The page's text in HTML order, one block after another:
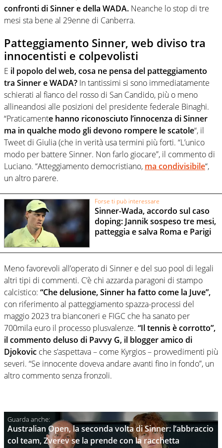
confronti di Sinner e della WADA. Neanche lo stop di tre
mesi sta bene al 29enne di Canberra.
Patteggiamento Sinner, web diviso tra
innocentisti e colpevolisti
E il popolo del web, cosa ne pensa del patteggiamento
tra Sinner e WADA? In tantissimi si sono immediatamente
schierati al fianco del rosso di San Candido, più o meno
allineandosi alle posizioni del presidente federale Binaghi.
“Praticamente hanno riconosciuto l’innocenza di Sinner
ma in qualche modo gli devono rompere le scatole“, il
Tweet di Giulia (che in verità usa termini più forti. “L’unico
modo per battere Sinner. Non farlo giocare”, il commento di
Luciano. “Atteggiamento democristiano, ma condivisibile“,
un altro parere.
Forse ti può interessare
Sinner-Wada, accordo sul caso
doping: Jannik sospeso tre mesi,
patteggia e salva Roma e Parigi
Meno favorevoli all’operato di Sinner e del suo pool di legali
altri tipi di commenti. C’è chi azzarda paragoni di stampo
calcistico: “Che delusione, Sinner ha fatto come la Juve”,
con riferimento al patteggiamento spazza-processi del
maggio 2023 tra bianconeri e FIGC che ha sanato per
700mila euro il processo plusvalenze. “Il tennis è corrotto”,
il commento deluso di Pavvy G, il blogger amico di
Djokovic che s’aspettava – come Kyrgios – provvedimenti più
severi. “Se innocente doveva andare avanti fino in fondo”, un
altro commento senza fronzoli.
Australian Open, la seconda volta di Sinner: l’abbraccio
col team, Zverev se la prende con la racchetta